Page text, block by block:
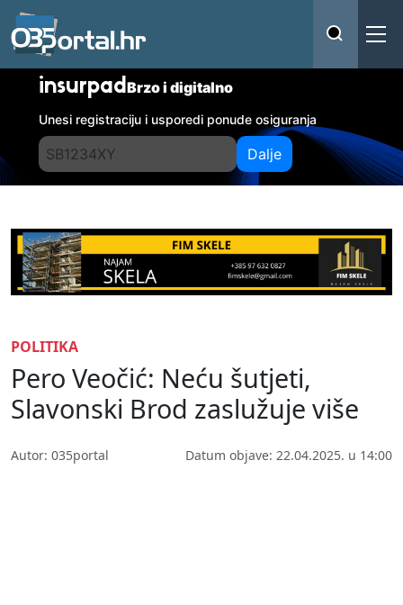
insurpadBrzo i digitalno
Unesi registraciju i usporedi ponude osiguranja
Dalje
POLITIKA
Pero Veočić: Neću šutjeti,
Slavonski Brod zaslužuje više
Autor: 035portal Datum objave: 22.04.2025. u 14:00